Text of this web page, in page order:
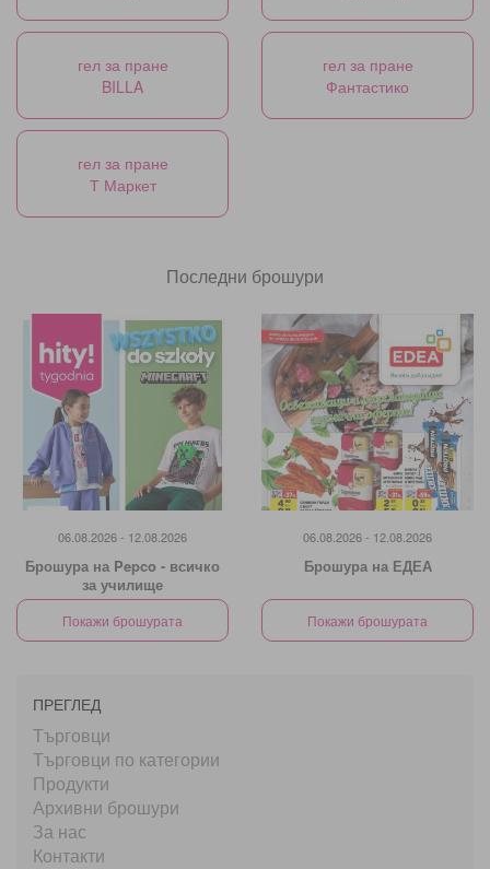
гел за пране
BILLA
гел за пране
Фантастико
гел за пране
Т Маркет
Последни брошури
06.08.2026 - 12.08.2026
Брошура на Pepco - всичко
за училище
Покажи брошурата
06.08.2026 - 12.08.2026
Брошура на ЕДЕА
Покажи брошурата
ПРЕГЛЕД
Търговци
Търговци по категории
Продукти
Архивни брошури
За нас
Контакти